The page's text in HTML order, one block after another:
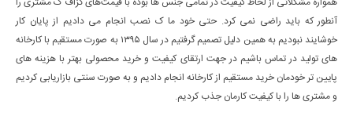
آنطور که باید راضی نمی کرد. حتی خود ما ک نصب انجام می دادیم از پایان کار
خوشایند نبودیم به همین دلیل تصمیم گرفتیم در سال ۱۳۹۵ به صورت مستقیم با کارخانه
های تولید در تماس باشیم در جهت ارتقای کیفیت و خرید محصولی بهتر با هزینه های
پایین تر خودمان خرید مستقیم از کارخانه انجام دادیم و به صورت سنتی بازاریابی کردیم
و مشتری ها را با کیفیت کارمان جذب کردیم.